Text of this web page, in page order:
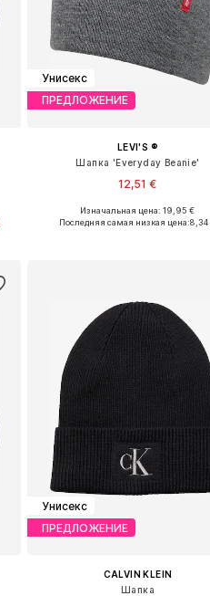
Унисекс
ПРЕДЛОЖЕНИЕ
LEVI'S ®
Шапка 'Everyday Beanie'
12,51 €
Доступные размеры: 55-60
Изначальная цена: 19,95 €
Последняя самая низкая цена:8,34
Унисекс
ПРЕДЛОЖЕНИЕ
CALVIN KLEIN
Шапка